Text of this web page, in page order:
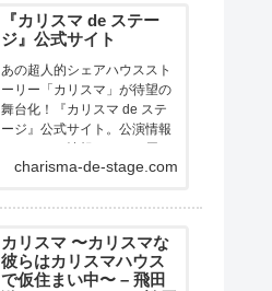
『カリスマ de ステー
ジ』公式サイト
あの超人的シェアハウススト
ーリー「カリスマ」が待望の
舞台化！『カリスマ de ステ
ージ』公式サイト。公演情報
します。
charisma-de-stage.com
カリスマ 〜カリスマな
彼らはカリスマハウス
で仮住まい中〜 – 飛田